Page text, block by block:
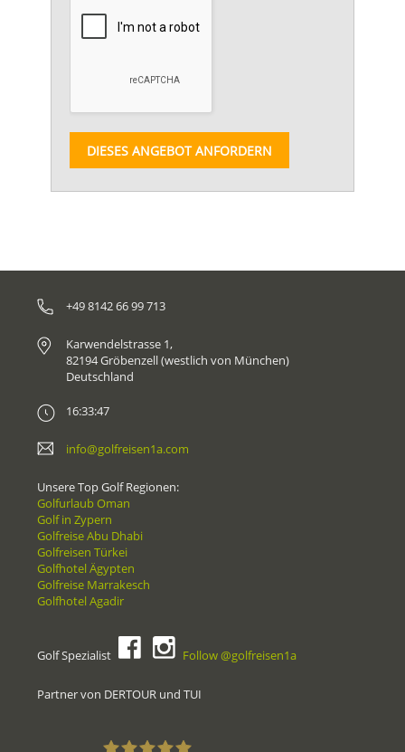
DIESES ANGEBOT ANFORDERN
+49 8142 66 99 713
Karwendelstrasse 1,
82194 Gröbenzell (westlich von München)
Deutschland
16:33:47
info@golfreisen1a.com
Unsere Top Golf Regionen:
Golfurlaub Oman
Golf in Zypern
Golfreise Abu Dhabi
Golfreisen Türkei
Golfhotel Ägypten
Golfreise Marrakesch
Golfhotel Agadir
Golf Spezialist Follow @golfreisen1a
Partner von DERTOUR und TUI